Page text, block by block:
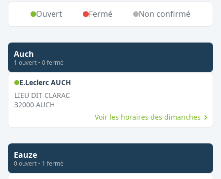
Ouvert Fermé Non confirmé
Auch
1 ouvert • 0fermé
E.Leclerc AUCH,
LIEU DIT CLARAC
32000 AUCH
Voir les horaires des dimanches
Eauze
0ouvert • 1 fermé